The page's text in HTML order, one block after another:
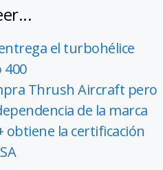
el turbohélice
400
Thrush Aircraft pero
de la marca
obtiene la certificación